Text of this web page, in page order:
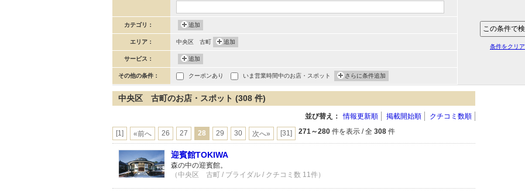
カテゴリ： 追加
エリア： 中央区 古町 追加
サービス： 追加
その他の条件： クーポンあり いま営業時間中のお店・スポット さらに条件追加
条件をクリア
中央区 古町のお店・スポット (308 件)
並び替え： 情報更新順 掲載開始順 クチコミ数順
[1] «前へ 26 27 28 29 30 次へ» [31] 271～280 件を表示 / 全 308 件
迎賓館TOKIWA
森の中の迎賓館。
（中央区 古町 / ブライダル / クチコミ数 11件）